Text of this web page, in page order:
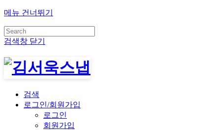
메뉴 건너뛰기
검색창 닫기
검색
로그인/회원가입
로그인
회원가입